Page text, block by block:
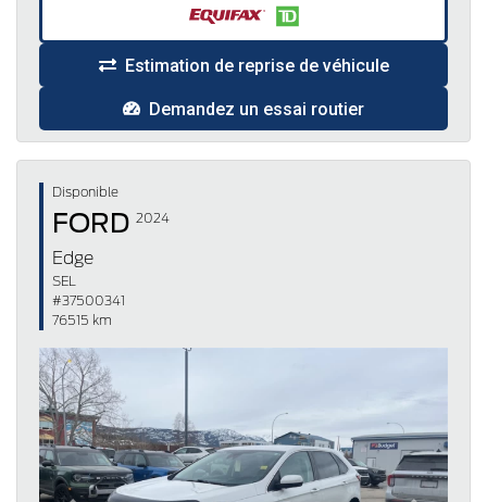
Estimation de reprise de véhicule
Demandez un essai routier
Disponible
FORD 2024
Edge
SEL
#37500341
76515 km